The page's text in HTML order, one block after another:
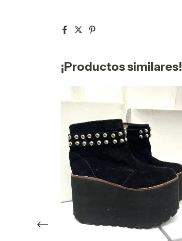
¡Productos similares!